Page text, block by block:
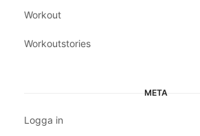
Workout
Workoutstories
META
Logga in